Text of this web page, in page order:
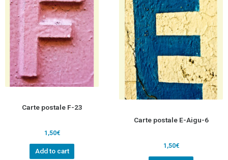
Carte postale F-23
1,50€
Add to cart
Carte postale E-Aigu-6
1,50€